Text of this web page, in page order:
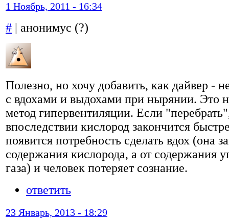
1 Ноябрь, 2011 - 16:34
# | анонимус (?)
Полезно, но хочу добавить, как дайвер -
с вдохами и выдохами при нырянии. Это
метод гипервентиляции. Если
впоследствии кислород закончится
появится потребность сделать вдох (она
содержания кислорода, а от содержания
газа) и человек потеряет сознание.
ответить
23 Январь, 2013 - 18:29